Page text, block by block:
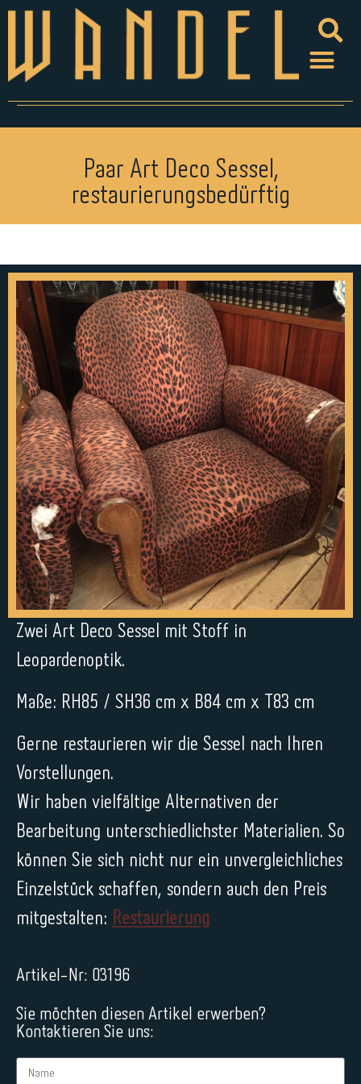
Paar Art Deco Sessel,
restaurierungsbedürftig
Zwei Art Deco Sessel mit Stoff in
Leopardenoptik.
Maße: RH85 / SH36 cm x B84 cm x T83 cm
Gerne restaurieren wir die Sessel nach Ihren
Vorstellungen.
Wir haben vielfältige Alternativen der
Bearbeitung unterschiedlichster Materialien. So
können Sie sich nicht nur ein unvergleichliches
Einzelstück schaffen, sondern auch den Preis
mitgestalten: Restaurierung
Artikel-Nr: 03196
Sie möchten diesen Artikel erwerben?
Kontaktieren Sie uns: